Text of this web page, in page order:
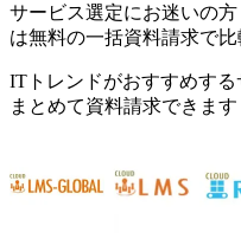
サービス選定にお迷いの方
は無料の一括資料請求で比
ITトレンドがおすすめする
まとめて資料請求できます